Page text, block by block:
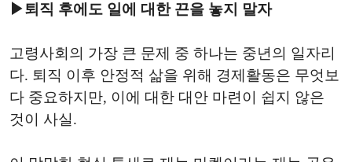
▶퇴직 후에도 일에 대한 끈을 놓지 말자
고령사회의 가장 큰 문제 중 하나는 중년의 일자리
다. 퇴직 이후 안정적 삶을 위해 경제활동은 무엇보
다 중요하지만, 이에 대한 대안 마련이 쉽지 않은
것이 사실.